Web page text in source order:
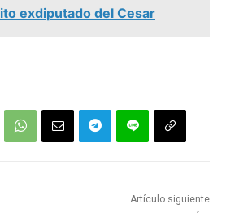
exdiputado del Cesar
Artículo siguiente